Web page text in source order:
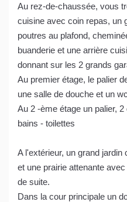
Au rez-de-chaussée, vous
cuisine avec coin repas, un
poutres au plafond,
buanderie et une arrière
donnant sur les 2 grands
Au premier étage, le palier
une salle de douche et un
Au 2 -ème étage un palier,
bains - toilettes
A l'extérieur, un grand
et une prairie attenante
de suite.
Dans la cour principale un